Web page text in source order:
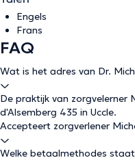
Engels
Frans
FAQ
Wat is het adres van Dr.
De praktijk van zorgvelerner
d'Alsemberg 435 in Uccle.
Accepteert zorgverlener
Welke betaalmethodes